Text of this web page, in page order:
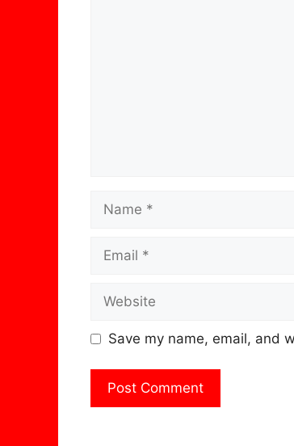
Save my name, email, and